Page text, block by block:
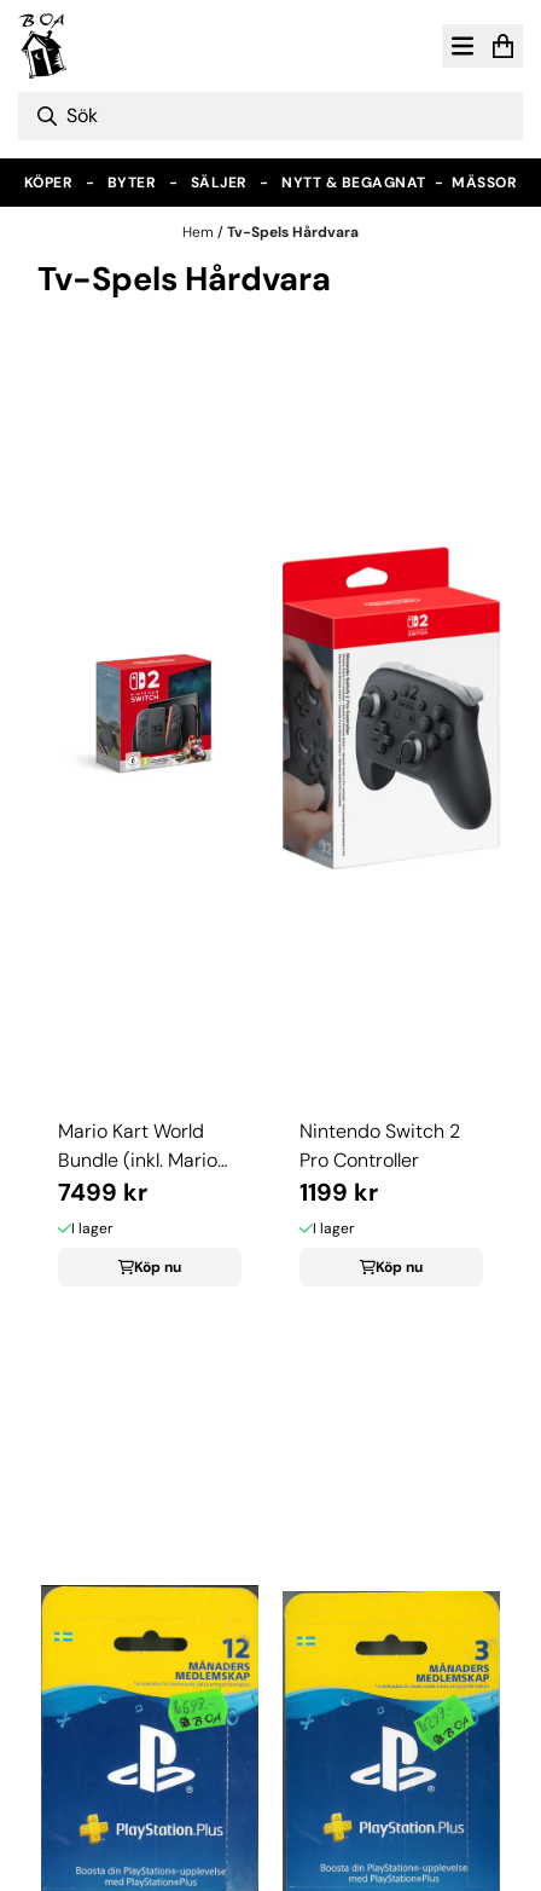
Hoppa till innehåll
KÖPER - BYTER - SÄLJER - NYTT & BEGAGNAT -MÄSSOR
Hem /Tv-Spels Hårdvara
Tv-Spels Hårdvara
Mario Kart World
Bundle (inkl. Mario
Kart World ...
7499 kr
I lager
Köp nu
Nintendo Switch 2
Pro Controller
1199 kr
I lager
Köp nu